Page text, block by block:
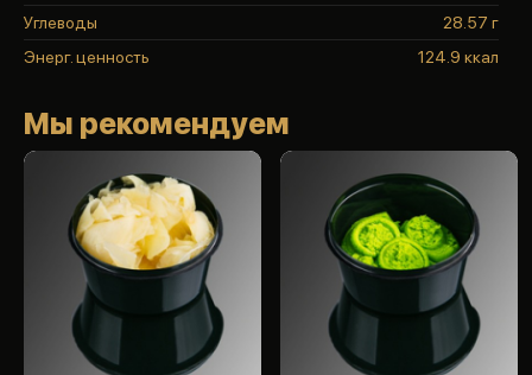
Углеводы
28.57 г
Энерг. ценность
124.9 ккал
Мы рекомендуем